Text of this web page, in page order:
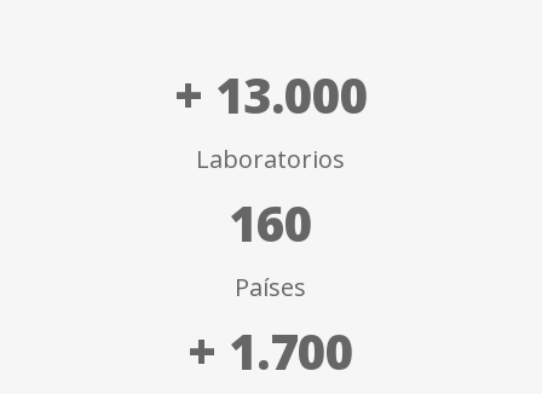
+ 13.000
Laboratorios
160
Países
+ 1.700